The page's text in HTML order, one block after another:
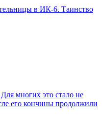
в ИК-6. Таинство
многих это стало не
его кончины продолжили